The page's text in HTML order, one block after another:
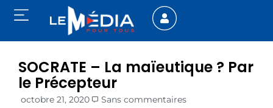
SOCRATE – La maïeutique ? Par
le Précepteur
octobre 21, 2020 Sans commentaires